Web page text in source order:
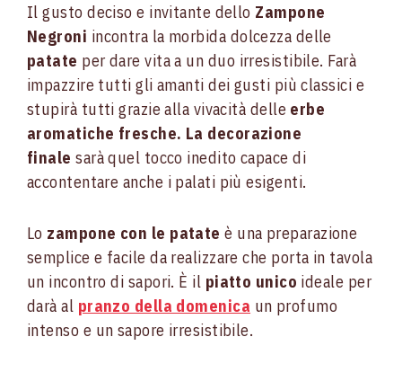
Il gusto deciso e invitante dello Zampone
Negroni incontra la morbida dolcezza delle
patate per dare vita a un duo irresistibile. Farà
impazzire tutti gli amanti dei gusti più classici e
stupirà tutti grazie alla vivacità delle erbe
aromatiche fresche. La decorazione
finalesarà quel tocco inedito capace di
accontentare anche i palati più esigenti.
Lo zampone con le patate è una preparazione
semplice e facile da realizzare che porta in tavola
un incontro di sapori. È il piatto unico ideale per
darà al pranzo della domenica un profumo
intenso e un sapore irresistibile.